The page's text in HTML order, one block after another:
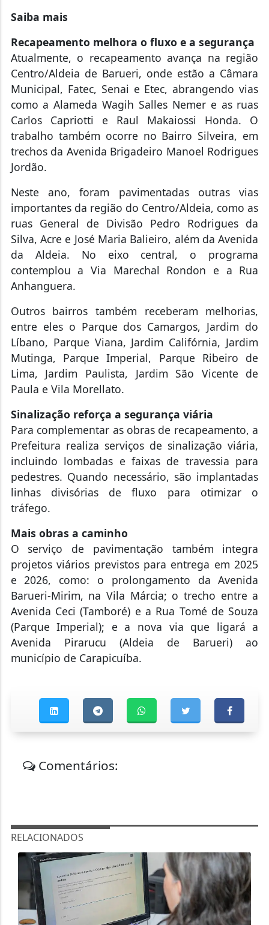
Saiba mais
Recapeamento melhora o fluxo e a segurança
Atualmente, o recapeamento avança na região
Centro/Aldeia de Barueri, onde estão a Câmara
Municipal, Fatec, Senai e Etec, abrangendo vias
como a Alameda Wagih Salles Nemer e as ruas
Carlos Capriotti e Raul Makaiossi Honda. O
trabalho também ocorre no Bairro Silveira, em
trechos da Avenida Brigadeiro Manoel Rodrigues
Jordão.
Neste ano, foram pavimentadas outras vias
importantes da região do Centro/Aldeia, como as
ruas General de Divisão Pedro Rodrigues da
Silva, Acre e José Maria Balieiro, além da Avenida
da Aldeia. No eixo central, o programa
contemplou a Via Marechal Rondon e a Rua
Anhanguera.
Outros bairros também receberam melhorias,
entre eles o Parque dos Camargos, Jardim do
Líbano, Parque Viana, Jardim Califórnia, Jardim
Mutinga, Parque Imperial, Parque Ribeiro de
Lima, Jardim Paulista, Jardim São Vicente de
Paula e Vila Morellato.
Sinalização reforça a segurança viária
Para complementar as obras de recapeamento, a
Prefeitura realiza serviços de sinalização viária,
incluindo lombadas e faixas de travessia para
pedestres. Quando necessário, são implantadas
linhas divisórias de fluxo para otimizar o
tráfego.
Mais obras a caminho
O serviço de pavimentação também integra
projetos viários previstos para entrega em 2025
e 2026, como: o prolongamento da Avenida
Barueri-Mirim, na Vila Márcia; o trecho entre a
Avenida Ceci (Tamboré) e a Rua Tomé de Souza
(Parque Imperial); e a nova via que ligará a
Avenida Pirarucu (Aldeia de Barueri) ao
município de Carapicuíba.
Comentários:
RELACIONADOS